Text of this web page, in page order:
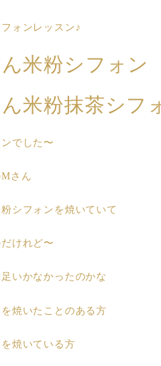
ォンレッスン♪
米粉シフォン
米粉抹茶シフ
でした〜
さん
シフォンを焼いていて
けれど〜
いかなかったのかな
焼いたことのある方
焼いている方